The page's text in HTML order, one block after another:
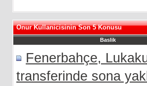
Onur Kullanicisinin Son 5 Konusu
Baslik
Fenerbahçe,
transferinde sona